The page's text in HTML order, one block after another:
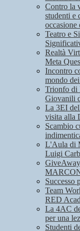
Contro la
studenti e
occasione
Teatro e
Realtà
Meta
Incontro
mondo
Trionfo di
Giovanili
La 3EI
visita alla
Scambio
L'Aula di
Luigi
Successo
Team
RED
La 4AC
per una
Studenti